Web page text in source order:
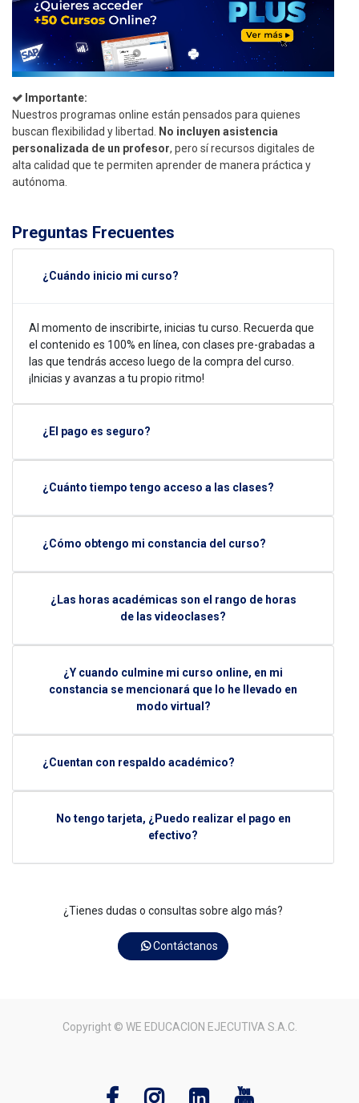
Importante:
Nuestros programas online están pensados para quienes
buscan flexibilidad y libertad. No incluyen asistencia
personalizada de un profesor, pero sí recursos digitales de
alta calidad que te permiten aprender de manera práctica y
autónoma.
Preguntas Frecuentes
¿Cuándo inicio mi curso?
Al momento de inscribirte, inicias tu curso. Recuerda que
el contenido es 100% en línea, con clases pre-grabadas a
las que tendrás acceso luego de la compra del curso.
¡Inicias y avanzas a tu propio ritmo!
¿El pago es seguro?
¿Cuánto tiempo tengo acceso a las clases?
¿Cómo obtengo mi constancia del curso?
¿Las horas académicas son el rango de horas
de las videoclases?
¿Y cuando culmine mi curso online, en mi
constancia se mencionará que lo he llevado en
modo virtual?
¿Cuentan con respaldo académico?
No tengo tarjeta, ¿Puedo realizar el pago en
efectivo?
¿Tienes dudas o consultas sobre algo más?
Contáctanos
Copyright © WE EDUCACION EJECUTIVA S.A.C.